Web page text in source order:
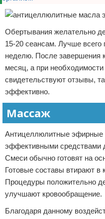
Обертывания желательно
15-20 сеансам. Лучше
неделю. После завершения
месяц, а при
свидетельствуют отзывы,
эффективно.
Массаж
Антицеллюлитные эфирные
эффективными средствами
Смеси обычно готовят на
Готовые составы втирают в
Процедуры положительно
улучшают кровообращение.
Благодаря данному